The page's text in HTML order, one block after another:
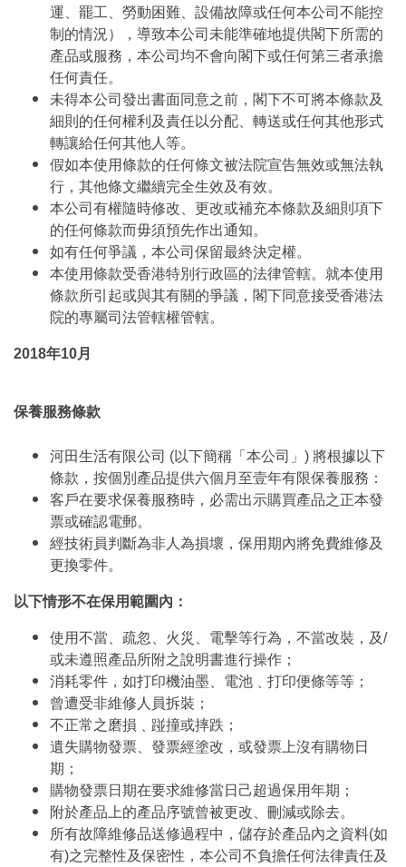
運、罷工、勞動困難、設備故障或任何本公司不能控
制的情況），導致本公司未能準確地提供閣下所需的
產品或服務，本公司均不會向閣下或任何第三者承擔
任何責任。
未得本公司發出書面同意之前，閣下不可將本條款及
細則的任何權利及責任以分配、轉送或任何其他形式
轉讓給任何其他人等。
假如本使用條款的任何條文被法院宣告無效或無法執
行，其他條文繼續完全生效及有效。
本公司有權隨時修改、更改或補充本條款及細則項下
的任何條款而毋須預先作出通知。
如有任何爭議，本公司保留最終決定權。
本使用條款受香港特別行政區的法律管轄。就本使用
條款所引起或與其有關的爭議，閣下同意接受香港法
院的專屬司法管轄權管轄。
2018年10月
保養服務條款
河田生活有限公司 (以下簡稱「本公司」) 將根據以下
條款，按個別產品提供六個月至壹年有限保養服務：
客戶在要求保養服務時，必需出示購買產品之正本發
票或確認電郵。
經技術員判斷為非人為損壞，保用期內將免費維修及
更換零件。
以下情形不在保用範圍內：
使用不當、疏忽、火災、電擊等行為，不當改裝，及/
或未遵照產品所附之說明書進行操作；
消耗零件，如打印機油墨、電池﹑打印便條等等；
曾遭受非維修人員拆裝；
不正常之磨損﹑踫撞或摔跌；
遺失購物發票、發票經塗改，或發票上沒有購物日
期；
購物發票日期在要求維修當日己超過保用年期；
附於產品上的產品序號曾被更改、刪減或除去。
所有故障維修品送修過程中，儲存於產品內之資料(如
有)之完整性及保密性，本公司不負擔任何法律責任及